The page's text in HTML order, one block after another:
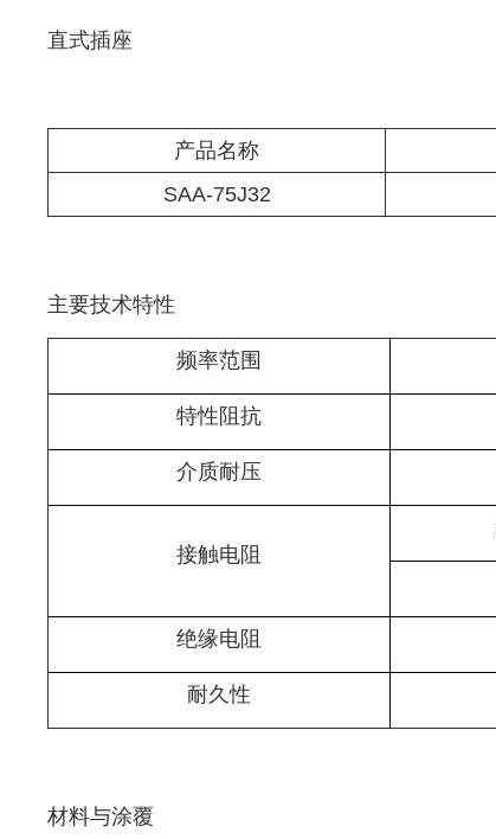
直式插座
产品名称
SAA-75J32
主要技术特性
频率范围
特性阻抗
介质耐压
接触电阻
绝缘电阻
耐久性
材料与涂覆